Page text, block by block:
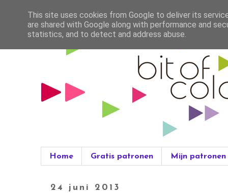
Home Gratis patronen Mijn patronen
24 juni 2013
This site uses cookies from Google to deliver its
are shared with Google along with performance and
statistics, and to detect and address abuse.